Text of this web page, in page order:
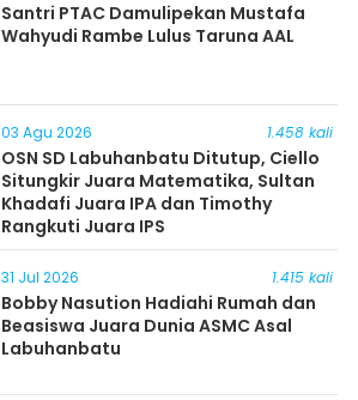
Santri PTAC Damulipekan Mustafa
Wahyudi Rambe Lulus Taruna AAL
03 Agu 2026 1.458 kali
OSN SD Labuhanbatu Ditutup, Ciello
Situngkir Juara Matematika, Sultan
Khadafi Juara IPA dan Timothy
Rangkuti Juara IPS
31 Jul 2026 1.415 kali
Bobby Nasution Hadiahi Rumah dan
Beasiswa Juara Dunia ASMC Asal
Labuhanbatu